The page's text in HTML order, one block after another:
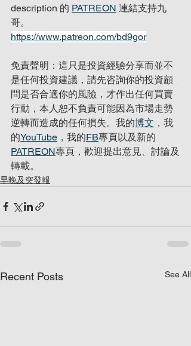
description 的 PATREON 連結支持九
哥。
https://www.patreon.com/bd9gor
免責聲明：這只是投資經驗分享而並不
是任何投資建議，請先咨詢你的投資顧
問是否合適你的風險，才作出任何買賣
行動，本人恕不負責可能因為市場走勢
逆轉而造成的任何損失。我的博文 ，我
的YouTube ，我的FB專頁以及新的
PATREON專頁，歡迎提出意見、討論及
轉載。
早晚及突發報
Recent Posts See All